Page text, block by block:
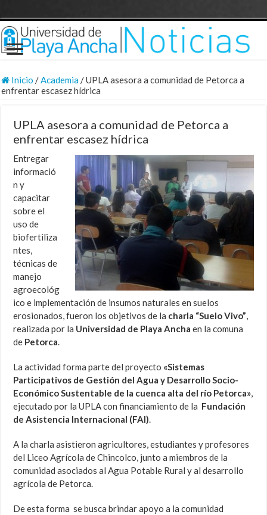
Inicio /Academia/UPLA asesora a comunidad de Petorca a
enfrentar escasez hídrica
UPLA asesora a comunidad de Petorca a
enfrentar escasez hídrica
Entregar
informació
n y
capacitar
sobre el
uso de
biofertiliza
ntes,
técnicas de
manejo
agroecológ
ico e implementación de insumos naturales en suelos
erosionados, fueron los objetivos de la charla “Suelo Vivo”,
realizada por la Universidad de Playa Ancha en la comuna
de Petorca.
La actividad forma parte del proyecto «Sistemas
Participativos de Gestión del Agua y Desarrollo Socio-
Económico Sustentable de la cuenca alta del río Petorca»,
ejecutado por la UPLA con financiamiento de la Fundación
de Asistencia Internacional (FAI).
A la charla asistieron agricultores, estudiantes y profesores
del Liceo Agrícola de Chincolco, junto a miembros de la
comunidad asociados al Agua Potable Rural y al desarrollo
agrícola de Petorca.
De esta forma se busca brindar apoyo a la comunidad